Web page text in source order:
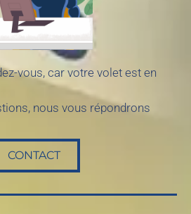
vous, car votre volet est en
nous vous répondrons
CONTACT